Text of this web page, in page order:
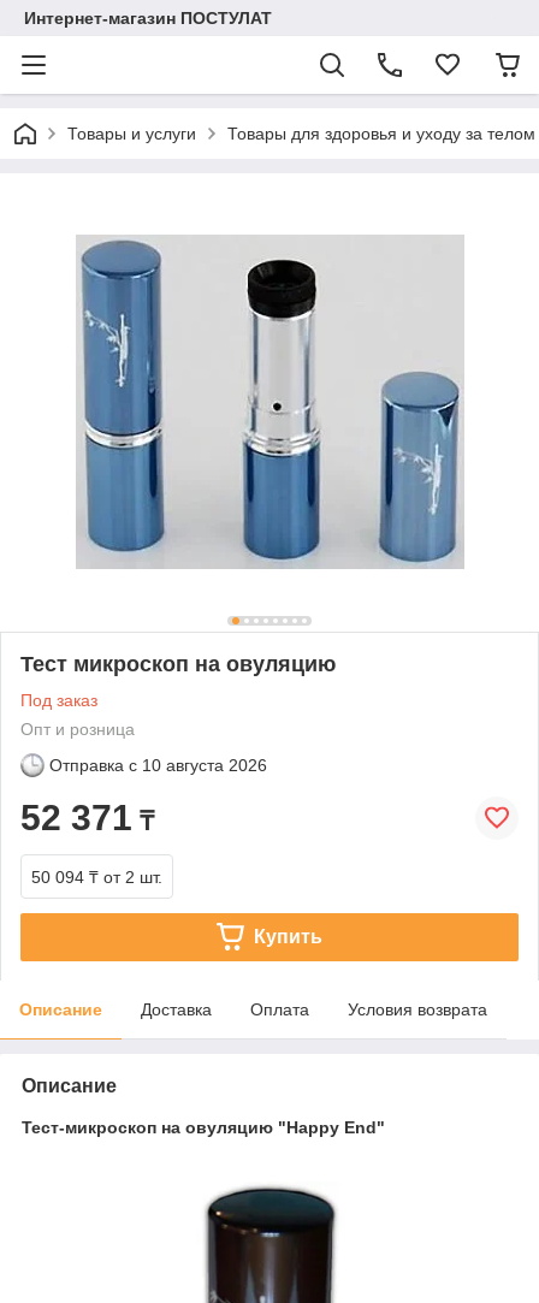
Интернет-магазин ПОСТУЛАТ
Товары и услуги Товары для здоровья и уходу за телом
Тест микроскоп на овуляцию
Под заказ
Опт и розница
Отправка с 10 августа 2026
52 371 ₸
50 094 ₸ от 2 шт.
Купить
Описание Доставка Оплата Условия возврата
Описание
Тест-микроскоп на овуляцию "Happy End"